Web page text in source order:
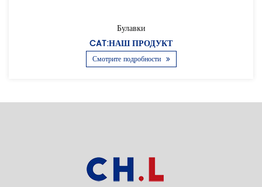
Булавки
CAT:НАШ ПРОДУКТ
Смотрите подробности